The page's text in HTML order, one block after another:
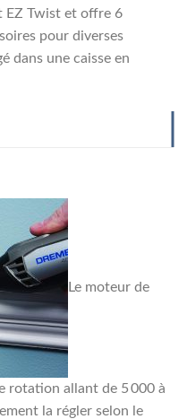
EZ Twist et offre 6
pour diverses
dans une caisse en
Le moteur de
rotation allant de 5 000 à
la régler selon le